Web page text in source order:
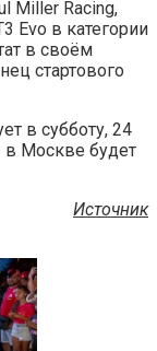
Miller Racing,
Evo в категории
в своём
стартового
в субботу, 24
в Москве будет
Источник